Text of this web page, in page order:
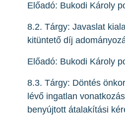
Előadó: Bukodi Károly
8.2. Tárgy: Javaslat
kitüntető díj
Előadó: Bukodi Károly
8.3. Tárgy: Döntés
lévő ingatlan
benyújtott átalakítási